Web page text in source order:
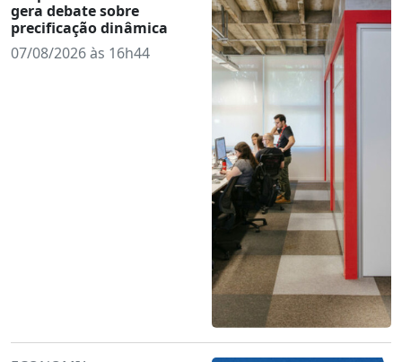
gera debate sobre
precificação dinâmica
07/08/2026 às 16h44